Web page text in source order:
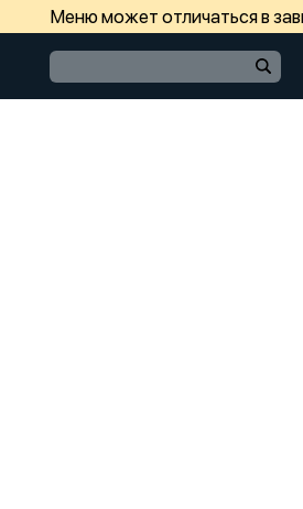
Меню может отличаться в